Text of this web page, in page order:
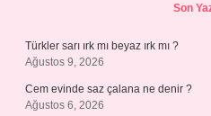
Son
Türkler sarı ırk mı beyaz ırk mı ?
Ağustos 9, 2026
Cem evinde saz çalana ne denir ?
Ağustos 6, 2026